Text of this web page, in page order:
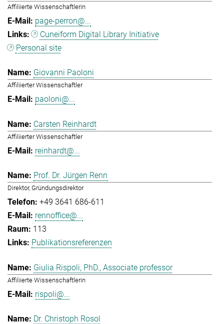
Affiliierte Wissenschaftlerin
page-perron@...
Cuneiform Digital Library Initiative
Personal site
Giovanni Paoloni
Affiliierter Wissenschaftler
paoloni@...
Carsten Reinhardt
Affiliierter Wissenschaftler
reinhardt@...
Prof. Dr. Jürgen Renn
Direktor, Gründungsdirektor
+49 3641 686-611
rennoffice@...
113
Publikationsreferenzen
Giulia Rispoli, PhD., Associate professor
Affiliierte Wissenschaftlerin
rispoli@...
Dr. Christoph Rosol